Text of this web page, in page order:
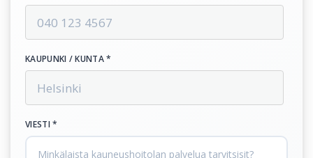
KAUPUNKI / KUNTA *
VIESTI *